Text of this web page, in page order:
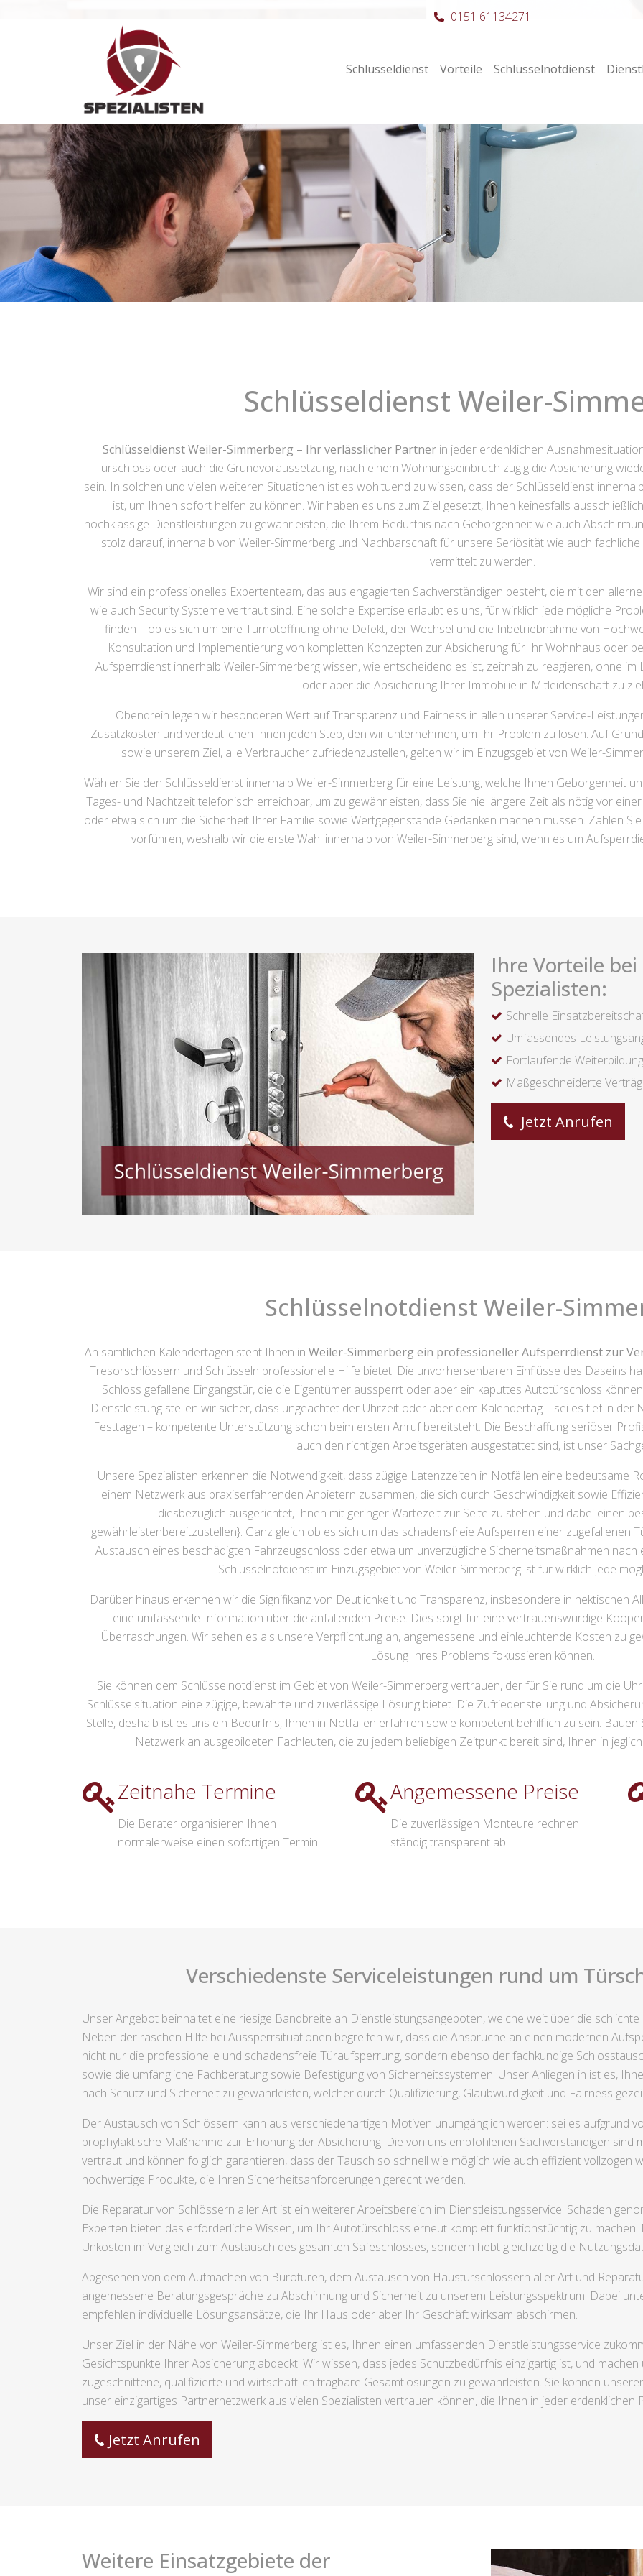
Hauptnavigation Schlüsseldienst Vorteile Schlüsselnotdienst
0151 61134271
Schlüsseldienst Weiler-
Schlüsseldienst Weiler-Simmerberg – Ihr verlässlicher Partner in jeder erdenklichen
Türschloss oder auch die Grundvoraussetzung, nach einem Wohnungseinbruch zügig die Absicherung
sein. In solchen und vielen weiteren Situationen ist es wohltuend zu wissen, dass der Schlüsseldienst
ist, um Ihnen sofort helfen zu können. Wir haben es uns zum Ziel gesetzt, Ihnen keinesfalls
hochklassige Dienstleistungen zu gewährleisten, die Ihrem Bedürfnis nach Geborgenheit wie auch
stolz darauf, innerhalb von Weiler-Simmerberg und Nachbarschaft für unsere Seriösität wie auch
vermittelt zu werden.
Wir sind ein professionelles Expertenteam, das aus engagierten Sachverständigen besteht, die mit den
wie auch Security Systeme vertraut sind. Eine solche Expertise erlaubt es uns, für wirklich jede mögliche
finden – ob es sich um eine Türnotöffnung ohne Defekt, der Wechsel und die Inbetriebnahme von
Konsultation und Implementierung von kompletten Konzepten zur Absicherung für Ihr Wohnhaus oder
Aufsperrdienst innerhalb Weiler-Simmerberg wissen, wie entscheidend es ist, zeitnah zu reagieren, ohne
oder aber die Absicherung Ihrer Immobilie in Mitleidenschaft zu
Obendrein legen wir besonderen Wert auf Transparenz und Fairness in allen unserer Service-
Zusatzkosten und verdeutlichen Ihnen jeden Step, den wir unternehmen, um Ihr Problem zu lösen. Auf
sowie unserem Ziel, alle Verbraucher zufriedenzustellen, gelten wir im Einzugsgebiet von Weiler-
Wählen Sie den Schlüsseldienst innerhalb Weiler-Simmerberg für eine Leistung, welche Ihnen Geborgenheit
Tages- und Nachtzeit telefonisch erreichbar, um zu gewährleisten, dass Sie nie längere Zeit als nötig vor
oder etwa sich um die Sicherheit Ihrer Familie sowie Wertgegenstände Gedanken machen müssen. Zählen
vorführen, weshalb wir die erste Wahl innerhalb von Weiler-Simmerberg sind, wenn es um
Ihre Vorteile
Spezialisten:
Schnelle
Umfassendes
Fortlaufende Weiterbildung
Maßgeschneiderte
Jetzt Anrufen
Schlüsselnotdienst Weiler-
An sämtlichen Kalendertagen steht Ihnen in Weiler-Simmerberg ein professioneller Aufsperrdienst zur
Tresorschlössern und Schlüsseln professionelle Hilfe bietet. Die unvorhersehbaren Einflüsse des Daseins
Schloss gefallene Eingangstür, die die Eigentümer aussperrt oder aber ein kaputtes Autotürschloss
Dienstleistung stellen wir sicher, dass ungeachtet der Uhrzeit oder aber dem Kalendertag – sei es tief in der
Festtagen – kompetente Unterstützung schon beim ersten Anruf bereitsteht. Die Beschaffung seriöser
auch den richtigen Arbeitsgeräten ausgestattet sind, ist unser
Unsere Spezialisten erkennen die Notwendigkeit, dass zügige Latenzzeiten in Notfällen eine bedeutsame
einem Netzwerk aus praxiserfahrenden Anbietern zusammen, die sich durch Geschwindigkeit sowie
diesbezüglich ausgerichtet, Ihnen mit geringer Wartezeit zur Seite zu stehen und dabei einen
gewährleistenbereitzustellen}. Ganz gleich ob es sich um das schadensfreie Aufsperren einer zugefallenen
Austausch eines beschädigten Fahrzeugschloss oder etwa um unverzügliche Sicherheitsmaßnahmen
Schlüsselnotdienst im Einzugsgebiet von Weiler-Simmerberg ist für wirklich jede
Darüber hinaus erkennen wir die Signifikanz von Deutlichkeit und Transparenz, insbesondere in hektischen
eine umfassende Information über die anfallenden Preise. Dies sorgt für eine vertrauenswürdige
Überraschungen. Wir sehen es als unsere Verpflichtung an, angemessene und einleuchtende Kosten zu
Lösung Ihres Problems fokussieren können.
Sie können dem Schlüsselnotdienst im Gebiet von Weiler-Simmerberg vertrauen, der für Sie rund um die
Schlüsselsituation eine zügige, bewährte und zuverlässige Lösung bietet. Die Zufriedenstellung und
Stelle, deshalb ist es uns ein Bedürfnis, Ihnen in Notfällen erfahren sowie kompetent behilflich zu sein.
Netzwerk an ausgebildeten Fachleuten, die zu jedem beliebigen Zeitpunkt bereit sind, Ihnen in
Zeitnahe Termine
Die Berater organisieren Ihnen
normalerweise einen sofortigen Termin.
Angemessene Preise
Die zuverlässigen Monteure rechnen
ständig transparent ab.
Verschiedenste Serviceleistungen rund um
Unser Angebot beinhaltet eine riesige Bandbreite an Dienstleistungsangeboten, welche weit über die
Neben der raschen Hilfe bei Aussperrsituationen begreifen wir, dass die Ansprüche an einen modernen
nicht nur die professionelle und schadensfreie Türaufsperrung, sondern ebenso der fachkundige
sowie die umfängliche Fachberatung sowie Befestigung von Sicherheitssystemen. Unser Anliegen in ist es,
nach Schutz und Sicherheit zu gewährleisten, welcher durch Qualifizierung, Glaubwürdigkeit und Fairness
Der Austausch von Schlössern kann aus verschiedenartigen Motiven unumgänglich werden: sei es aufgrund
prophylaktische Maßnahme zur Erhöhung der Absicherung. Die von uns empfohlenen Sachverständigen sind
vertraut und können folglich garantieren, dass der Tausch so schnell wie möglich wie auch effizient vollzogen
hochwertige Produkte, die Ihren Sicherheitsanforderungen gerecht werden.
Die Reparatur von Schlössern aller Art ist ein weiterer Arbeitsbereich im Dienstleistungsservice. Schaden
Experten bieten das erforderliche Wissen, um Ihr Autotürschloss erneut komplett funktionstüchtig zu
Unkosten im Vergleich zum Austausch des gesamten Safeschlosses, sondern hebt gleichzeitig die
Abgesehen von dem Aufmachen von Bürotüren, dem Austausch von Haustürschlössern aller Art und
angemessene Beratungsgespräche zu Abschirmung und Sicherheit zu unserem Leistungsspektrum. Dabei
empfehlen individuelle Lösungsansätze, die Ihr Haus oder aber Ihr Geschäft wirksam abschirmen.
Unser Ziel in der Nähe von Weiler-Simmerberg ist es, Ihnen einen umfassenden Dienstleistungsservice
Gesichtspunkte Ihrer Absicherung abdeckt. Wir wissen, dass jedes Schutzbedürfnis einzigartig ist, und
zugeschnittene, qualifizierte und wirtschaftlich tragbare Gesamtlösungen zu gewährleisten. Sie können
unser einzigartiges Partnernetzwerk aus vielen Spezialisten vertrauen können, die Ihnen in jeder erdenklichen
Jetzt Anrufen
Weitere Einsatzgebiete der